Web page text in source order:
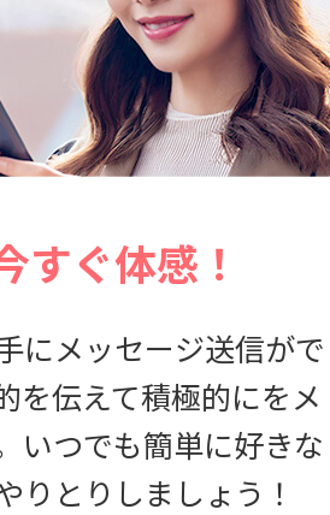
すぐ体感！
にメッセージ送信がで
を伝えて積極的にをメ
いつでも簡単に好きな
りとりしましょう！